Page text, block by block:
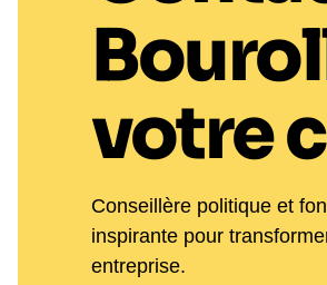
votre
Conseillère politique et
inspirante pour
entreprise.